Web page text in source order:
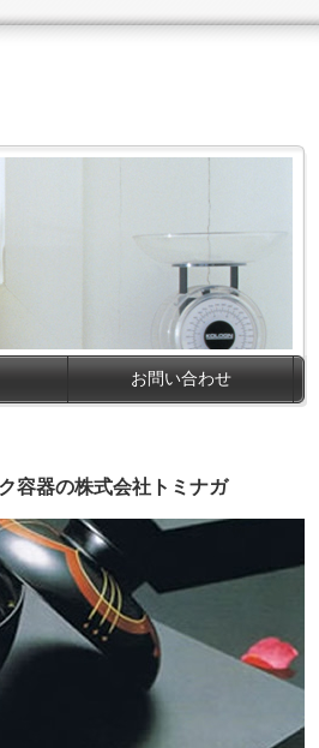
お問い合わせ
容器の株式会社トミナガ